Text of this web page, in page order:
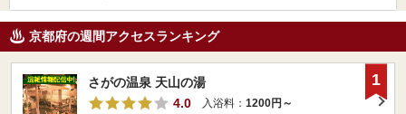
京都府の週間アクセスランキング
さがの温泉 天山の湯
4.0
入浴料： 1200円～
1